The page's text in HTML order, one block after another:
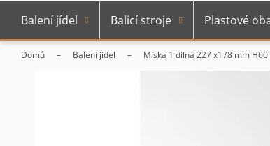
Balení jídel Balicí stroje Plastové
Domů Balení jídel Miska 1 dílná 227 x178 mm